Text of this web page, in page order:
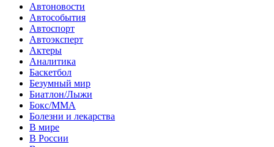
Автоновости
Автособытия
Автоспорт
Автоэксперт
Актеры
Аналитика
Баскетбол
Безумный мир
Биатлон/Лыжи
Бокс/MMA
Болезни и лекарства
В мире
В России